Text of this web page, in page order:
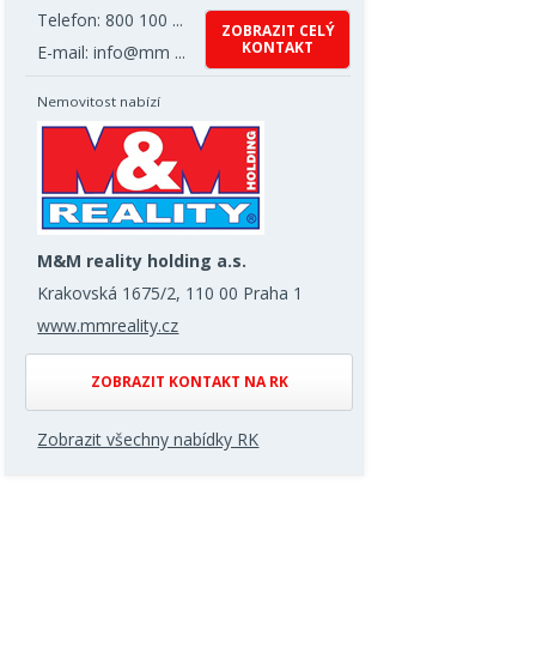
Telefon: 800 100 ...
E-mail: info@mm ...
ZOBRAZIT CELÝ
KONTAKT
Nemovitost nabízí
M&M reality holding a.s.
Krakovská 1675/2, 110 00 Praha 1
www.mmreality.cz
ZOBRAZIT KONTAKT NA RK
Zobrazit všechny nabídky RK